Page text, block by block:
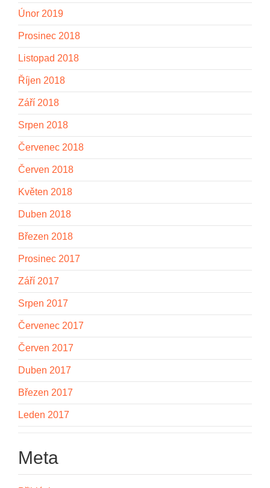
Únor 2019
Prosinec 2018
Listopad 2018
Říjen 2018
Září 2018
Srpen 2018
Červenec 2018
Červen 2018
Květen 2018
Duben 2018
Březen 2018
Prosinec 2017
Září 2017
Srpen 2017
Červenec 2017
Červen 2017
Duben 2017
Březen 2017
Leden 2017
Meta